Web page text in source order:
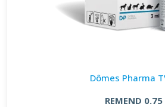
Dômes Pharma
REMEND 0.75